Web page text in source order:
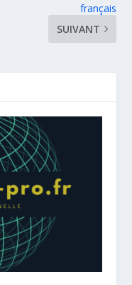
français
SUIVANT